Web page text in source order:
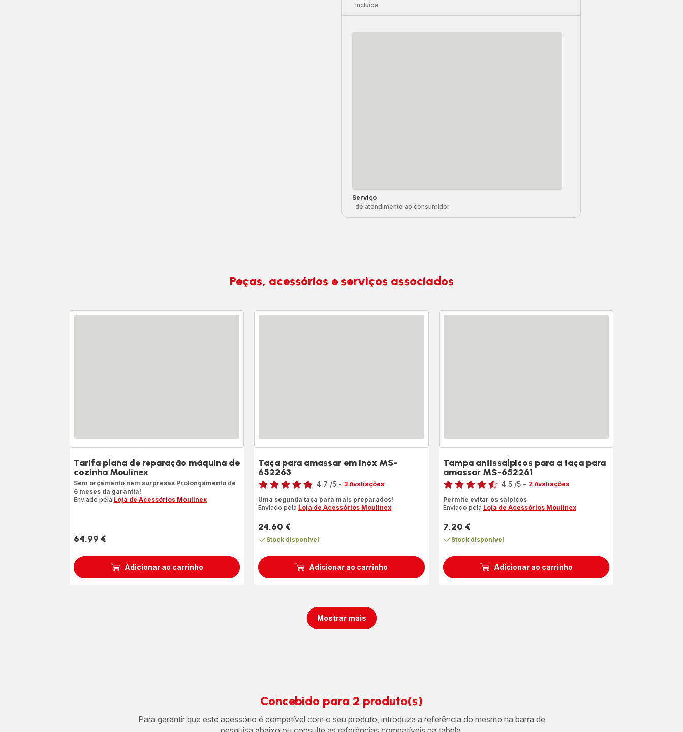
incluída
Serviço
de atendimento ao consumidor
Peças, acessórios e serviços associados
Adicionar ao carrinho
Tarifa plana de reparação máquina de
cozinha Moulinex
Sem orçamento nem surpresas Prolongamento de
6 meses da garantia!
Enviado pela Loja de Acessórios Moulinex
Preço
64,99 €
Adicionar ao carrinho
Taça para amassar em inox MS-
652263
Classificação
4.7 /5 - 3 Avaliações
Uma segunda taça para mais preparados!
Enviado pela Loja de Acessórios Moulinex
Preço
24,60 €
Stock disponível
Adicionar ao carrinho
Tampa antissalpicos para a taça para
amassar MS-652261
Classificação
4.5 /5 - 2 Avaliações
Permite evitar os salpicos
Enviado pela Loja de Acessórios Moulinex
Preço
7,20 €
Stock disponível
Mostrar mais
Concebido para 2 produto(s)
Para garantir que este acessório é compatível com o seu produto, introduza a referência do mesmo na barra de